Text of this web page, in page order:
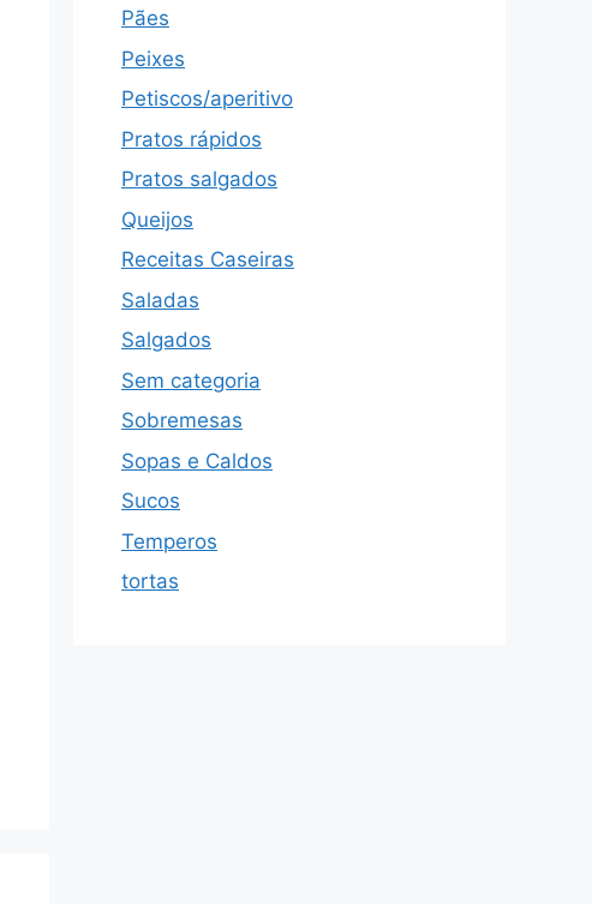
Pães
Peixes
Petiscos/aperitivo
Pratos rápidos
Pratos salgados
Queijos
Receitas Caseiras
Saladas
Salgados
Sem categoria
Sobremesas
Sopas e Caldos
Sucos
Temperos
tortas